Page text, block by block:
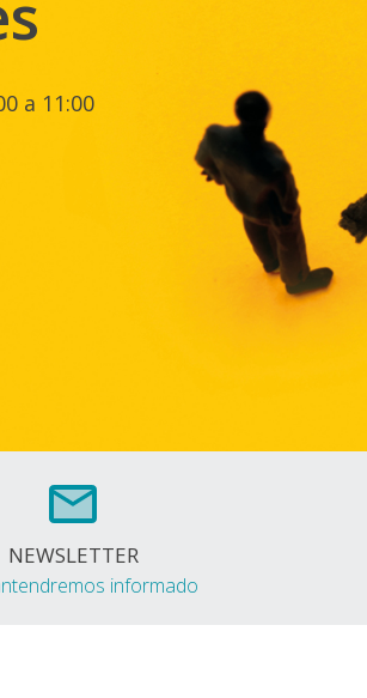
a 11:00
NEWSLETTER
informado